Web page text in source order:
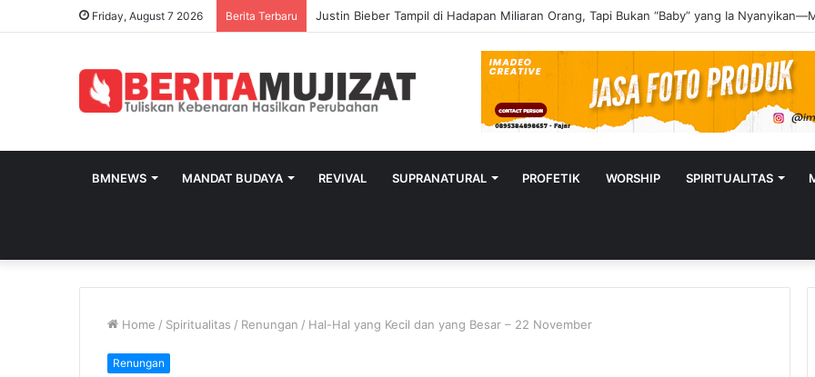
Friday, August 7 2026 Berita Terbaru
BMNEWS MANDAT BUDAYA REVIVAL SUPRANATURAL PROFETIK WORSHIP SPIRITUALITAS
Home / Spiritualitas / Renungan / Hal-Hal yang Kecil dan yang Besar – 22 November
Renungan